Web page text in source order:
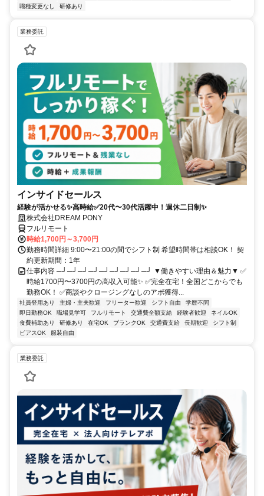
職種変更なし
研修あり
業務委託
インサイドセールス
経験が活かせる✨高時給✅20代〜30代活躍中！週休二日制✨
株式会社DREAM PONY
フルリモート
時給1,700円～3,700円
勤務時間詳細 9:00〜21:00の間でシフト制 希望時間帯は相談OK！ 契
約更新期間：1年
仕事内容 ─┘─┘─┘─┘─┘─┘─┘─┘─┘ ▼働きやすい理由＆魅力▼ ✅
時給1700円〜3700円の高収入可能✨ ✅完全在宅！全国どこからでも
勤務OK！ ✅商談やクロージングなしのアポ獲得...
社員登用あり 主婦・主夫歓迎 フリーター歓迎 シフト自由
学歴不問
即日勤務OK
職場見学可 フルリモート 交通費全額支給 経験者歓迎
ネイルOK
食費補助あり
研修あり 在宅OK ブランクOK 交通費支給 長期歓迎
シフト制
ピアスOK
服装自由
業務委託